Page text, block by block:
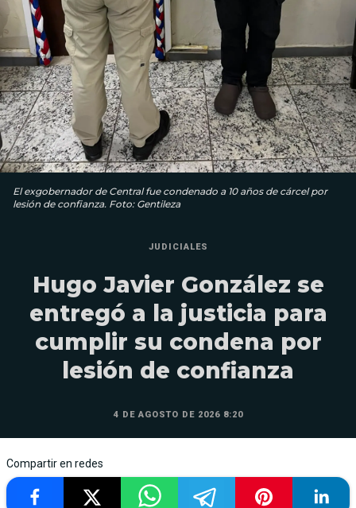
El exgobernador de Central fue condenado a 10 años de cárcel por
lesión de confianza. Foto: Gentileza
JUDICIALES
Hugo Javier González se
entregó a la justicia para
cumplir su condena por
lesión de confianza
4 DE AGOSTO DE 2026 8:20
Compartir en redes